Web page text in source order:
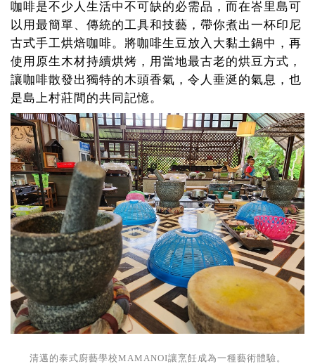
咖啡是不少人生活中不可缺的必需品，而在峇里島可
以用最簡單、傳統的工具和技藝，帶你煮出一杯印尼
古式手工烘焙咖啡。將咖啡生豆放入大黏土鍋中，再
使用原生木材持續烘烤，用當地最古老的烘豆方式，
讓咖啡散發出獨特的木頭香氣，令人垂涎的氣息，也
是島上村莊間的共同記憶。
清邁的泰式廚藝學校MAMANOI讓烹飪成為一種藝術體驗。